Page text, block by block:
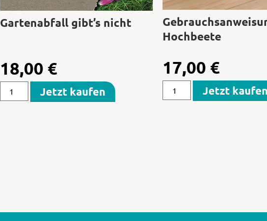
Gartenabfall gibt’s nicht
18,00 €
Jetzt kaufen
Hochbeete
17,00 €
Jetzt